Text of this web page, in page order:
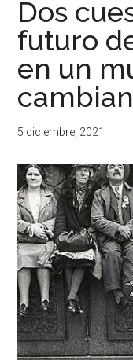
Dos
futuro
en un
5 diciembre, 2021